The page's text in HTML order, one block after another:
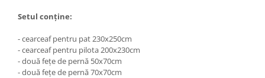
Setul conține:
- cearceaf pentru pat 230x250cm
- cearceaf pentru pilota 200x230cm
- două fețe de pernă 50x70cm
- două fețe de pernă 70x70cm